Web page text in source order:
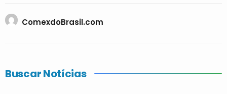
ComexdoBrasil.com
Buscar Notícias